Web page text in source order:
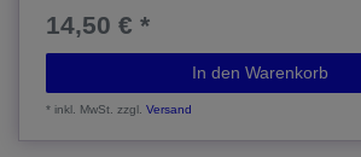
14,50 € *
In den Warenkorb
*inkl. MwSt. zzgl.Versand